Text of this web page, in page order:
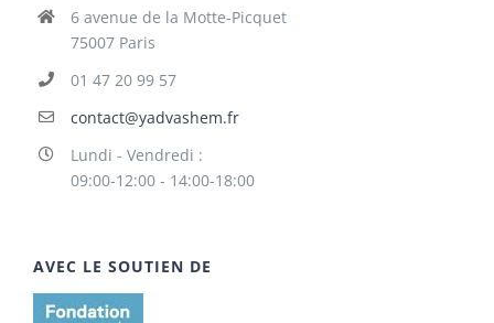
6 avenue de la Motte-Picquet
75007 Paris
01 47 20 99 57
contact@yadvashem.fr
Lundi - Vendredi :
09:00-12:00 - 14:00-18:00
AVEC LE SOUTIEN DE